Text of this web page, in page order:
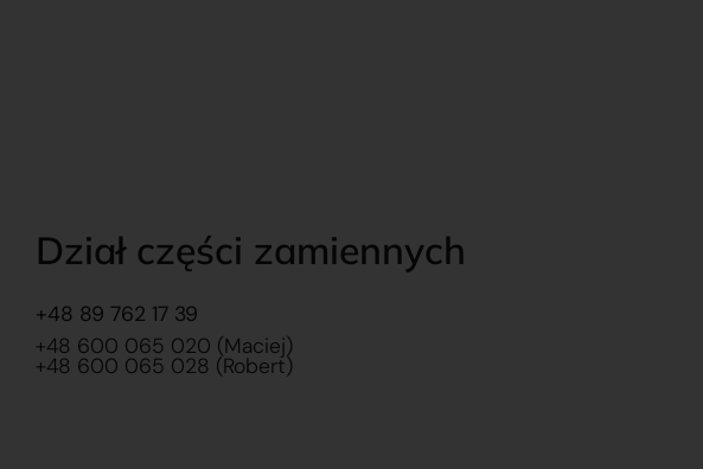
Dział części zamiennych
+48 89 762 17 39
+48 600 065 020 (Maciej)
+48 600 065 028 (Robert)